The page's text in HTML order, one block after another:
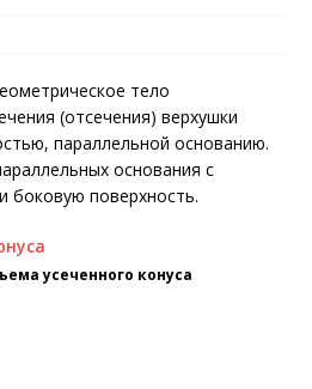
тело
(отсечения) верхушки
параллельной основанию.
основания c
боковую поверхность.
усеченного конуса